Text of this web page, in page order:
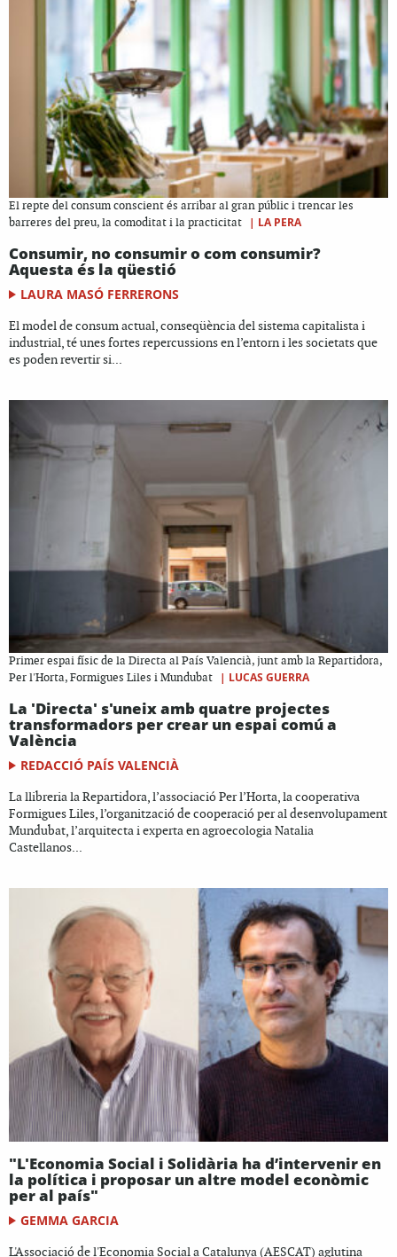
El repte del consum conscient és arribar al gran públic i trencar les
barreres del preu, la comoditat i la practicitat
| LA PERA
Consumir, no consumir o com consumir?
Aquesta és la qüestió
LAURA MASÓ FERRERONS
El model de consum actual, conseqüència del sistema capitalista i
industrial, té unes fortes repercussions en l’entorn i les societats que
es poden revertir si...
Primer espai físic de la Directa al País Valencià, junt amb la Repartidora,
Per l'Horta, Formigues Liles i Mundubat
| LUCAS GUERRA
La 'Directa' s'uneix amb quatre projectes
transformadors per crear un espai comú a
València
REDACCIÓ PAÍS VALENCIÀ
La llibreria la Repartidora, l’associació Per l’Horta, la cooperativa
Formigues Liles, l’organització de cooperació per al desenvolupament
Mundubat, l’arquitecta i experta en agroecologia Natalia
Castellanos...
"L'Economia Social i Solidària ha d’intervenir en
la política i proposar un altre model econòmic
per al país"
GEMMA GARCIA
L'Associació de l'Economia Social a Catalunya (AESCAT) aglutina